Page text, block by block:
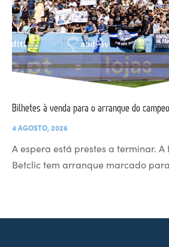
Bilhetes à venda para o arranque do
4 AGOSTO, 2026
A espera está prestes a terminar.
Betclic tem arranque marcado